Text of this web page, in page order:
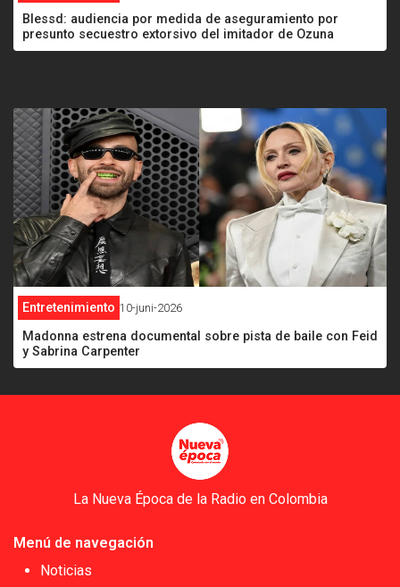
Blessd: audiencia por medida de aseguramiento por
presunto secuestro extorsivo del imitador de Ozuna
Entretenimiento 10-juni-2026
Madonna estrena documental sobre pista de baile con Feid
y Sabrina Carpenter
La Nueva Época de la Radio en Colombia
Menú de navegación
Noticias